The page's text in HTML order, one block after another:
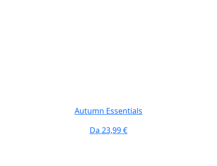
Autumn Essentials
Da 23,99 €